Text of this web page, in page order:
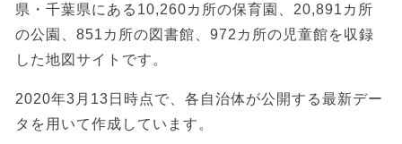
県・千葉県にある10,260カ所の保育園、20,891カ所
の公園、851カ所の図書館、972カ所の児童館を収録
した地図サイトです。
2020年3月13日時点で、各自治体が公開する最新デー
タを用いて作成しています。